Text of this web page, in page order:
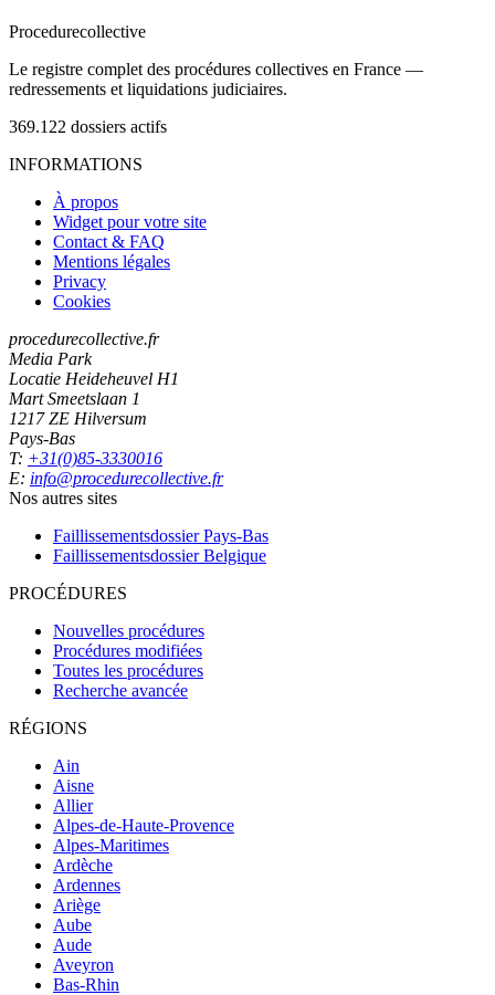
Procedurecollective
Le registre complet des procédures collectives en France —
redressements et liquidations judiciaires.
369.122 dossiers actifs
INFORMATIONS
À propos
Widget pour votre site
Contact & FAQ
Mentions légales
Privacy
Cookies
procedurecollective.fr
Media Park
Locatie Heideheuvel H1
Mart Smeetslaan 1
1217 ZE Hilversum
Pays-Bas
T: +31(0)85-3330016
E: info@procedurecollective.fr
Nos autres sites
Faillissementsdossier Pays-Bas
Faillissementsdossier Belgique
PROCÉDURES
Nouvelles procédures
Procédures modifiées
Toutes les procédures
Recherche avancée
RÉGIONS
Ain
Aisne
Allier
Alpes-de-Haute-Provence
Alpes-Maritimes
Ardèche
Ardennes
Ariège
Aube
Aude
Aveyron
Bas-Rhin